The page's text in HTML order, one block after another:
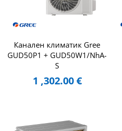
Канален климатик Gree
GUD50P1 + GUD50W1/NhA-
S
1 ,302.00€